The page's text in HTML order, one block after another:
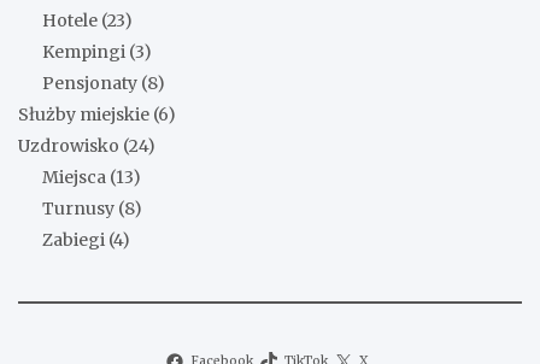
Hotele (23)
Kempingi (3)
Pensjonaty (8)
Służby miejskie (6)
Uzdrowisko (24)
Miejsca (13)
Turnusy (8)
Zabiegi (4)